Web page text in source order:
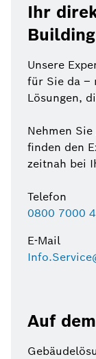
Ihr
Unsere
für Sie da –
Lösungen,
Nehmen
finden den
zeitnah bei
Telefon
0800 7000
E-Mail
Auf